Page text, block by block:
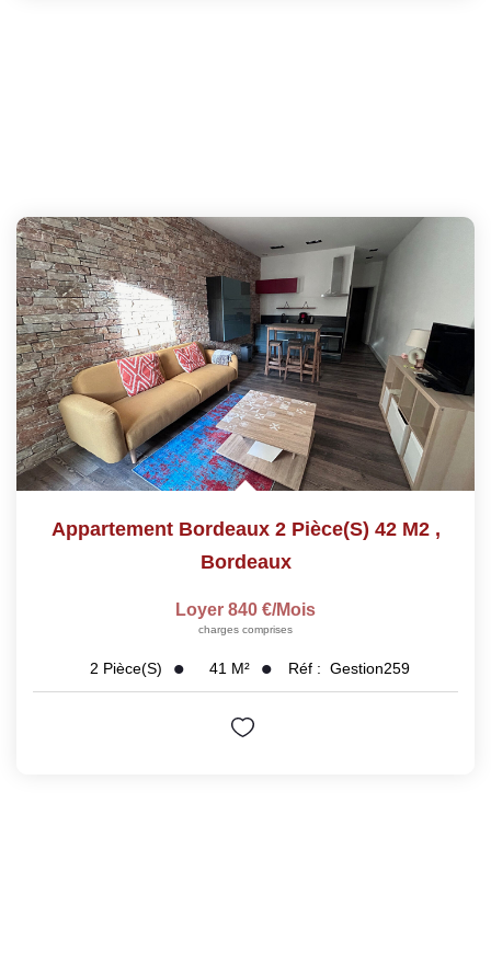
Appartement Bordeaux 2 Pièce(s) 42 M2 ,
Bordeaux
Loyer 840 €/mois
charges comprises
2 Pièce(s) 41 M² Réf : Gestion259